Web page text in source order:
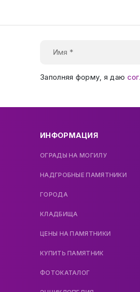
Заполняя форму, я даю
ИНФОРМАЦИЯ
ОГРАДЫ НА МОГИЛУ
НАДГРОБНЫЕ ПАМЯТНИКИ
ГОРОДА
КЛАДБИЩА
ЦЕНЫ НА ПАМЯТНИКИ
КУПИТЬ ПАМЯТНИК
ФОТОКАТАЛОГ